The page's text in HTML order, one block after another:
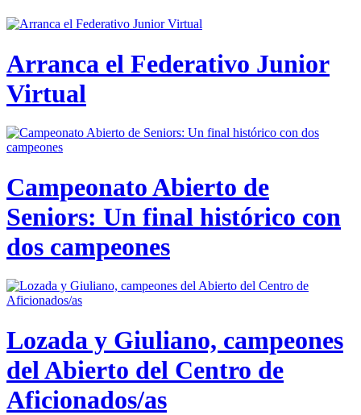
Arranca el Federativo Junior
Virtual
Campeonato Abierto de
Seniors: Un final histórico con
dos campeones
Lozada y Giuliano, campeones
del Abierto del Centro de
Aficionados/as